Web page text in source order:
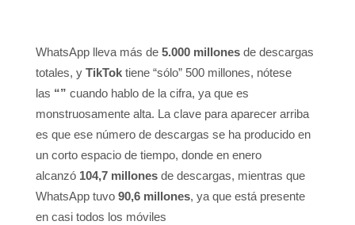
WhatsApp lleva más de 5.000 millonesde descargas
totales, y TikToktiene “sólo” 500 millones, nótese
las “” cuando hablo de la cifra, ya que es
monstruosamente alta. La clave para aparecer arriba
es que ese número de descargas se ha producido en
un corto espacio de tiempo, donde en enero
alcanzó 104,7 millonesde descargas, mientras que
WhatsApp tuvo 90,6 millones, ya que está presente
en casi todos los móviles